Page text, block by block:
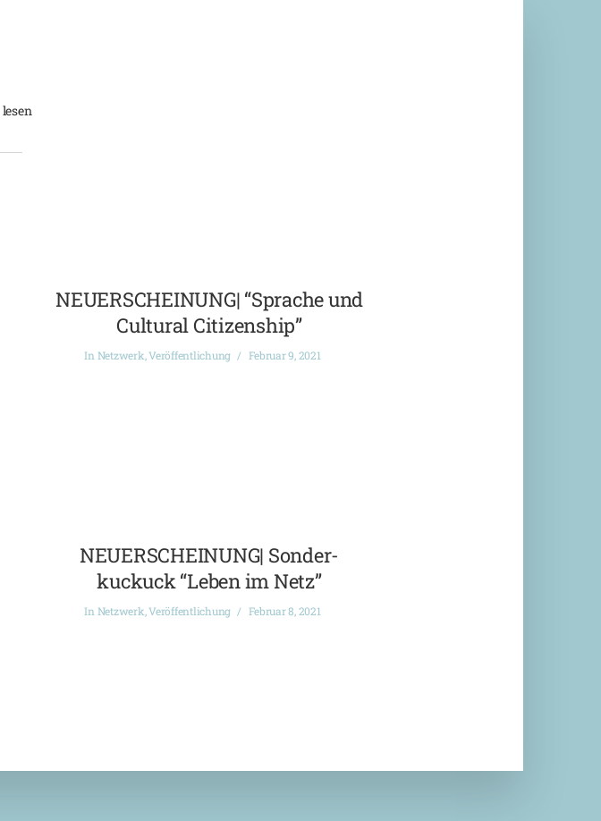
NEUERSCHEINUNG| “Sprache und
Cultural Citizenship”
InNetzwerk,Veröffentlichung Februar 9, 2021
NEUERSCHEINUNG| Sonder-
kuckuck “Leben im Netz”
In Netzwerk,Veröffentlichung Februar 8, 2021